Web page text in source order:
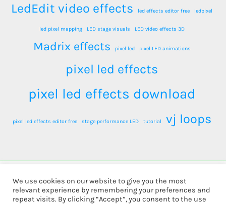
LedEdit video effects led effects editor free ledpixel
led pixel mapping LED stage visuals LED video effects 3D
Madrix effects pixel led pixel LED animations
pixel led effects
pixel led effects download
pixel led effects editor free stage performance LED tutorial vj loops
Copyright © 2026 LEDPixel.net - VJ Effects and LED
We use cookies on our website to give you the most
relevant experience by remembering your preferences and
repeat visits. By clicking “Accept”, you consent to the use